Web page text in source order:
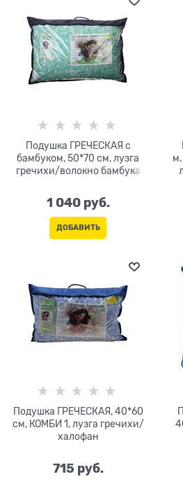
Подушка ГРЕЧЕСКАЯ с
бамбуком, 50*70 см, лузга
гречихи/волокно бамбука
1 040 руб.
ДОБАВИТЬ
Подушка ГРЕЧЕСКАЯ, 40*60
см, КОМБИ 1, лузга гречихи/
халофан
715 руб.